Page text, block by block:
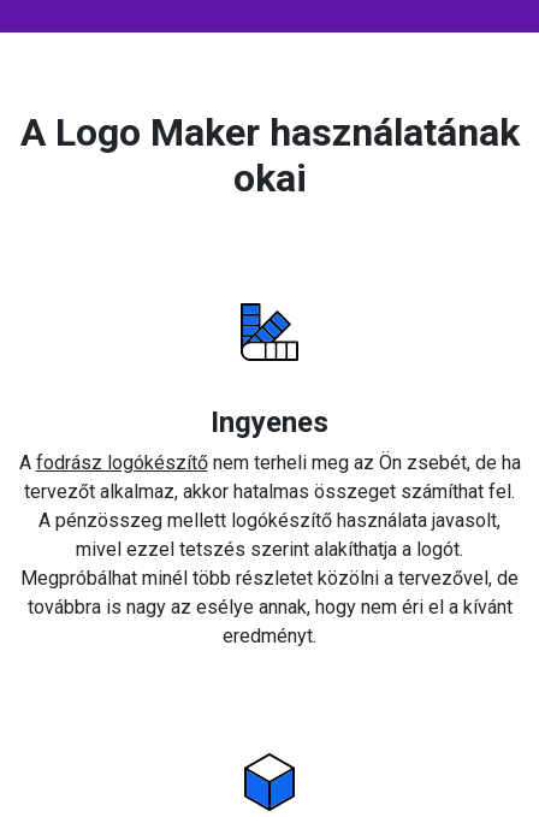
A Logo Maker használatának
okai
Ingyenes
A fodrász logókészítőnem terheli meg az Ön zsebét, de ha
tervezőt alkalmaz, akkor hatalmas összeget számíthat fel.
A pénzösszeg mellett logókészítő használata javasolt,
mivel ezzel tetszés szerint alakíthatja a logót.
Megpróbálhat minél több részletet közölni a tervezővel, de
továbbra is nagy az esélye annak, hogy nem éri el a kívánt
eredményt.